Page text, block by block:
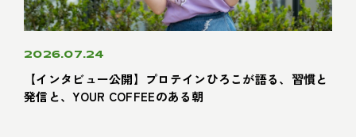
2026.07.24
【インタビュー公開】プロテインひろこが語る、習慣と
発信と、YOUR COFFEEのある朝